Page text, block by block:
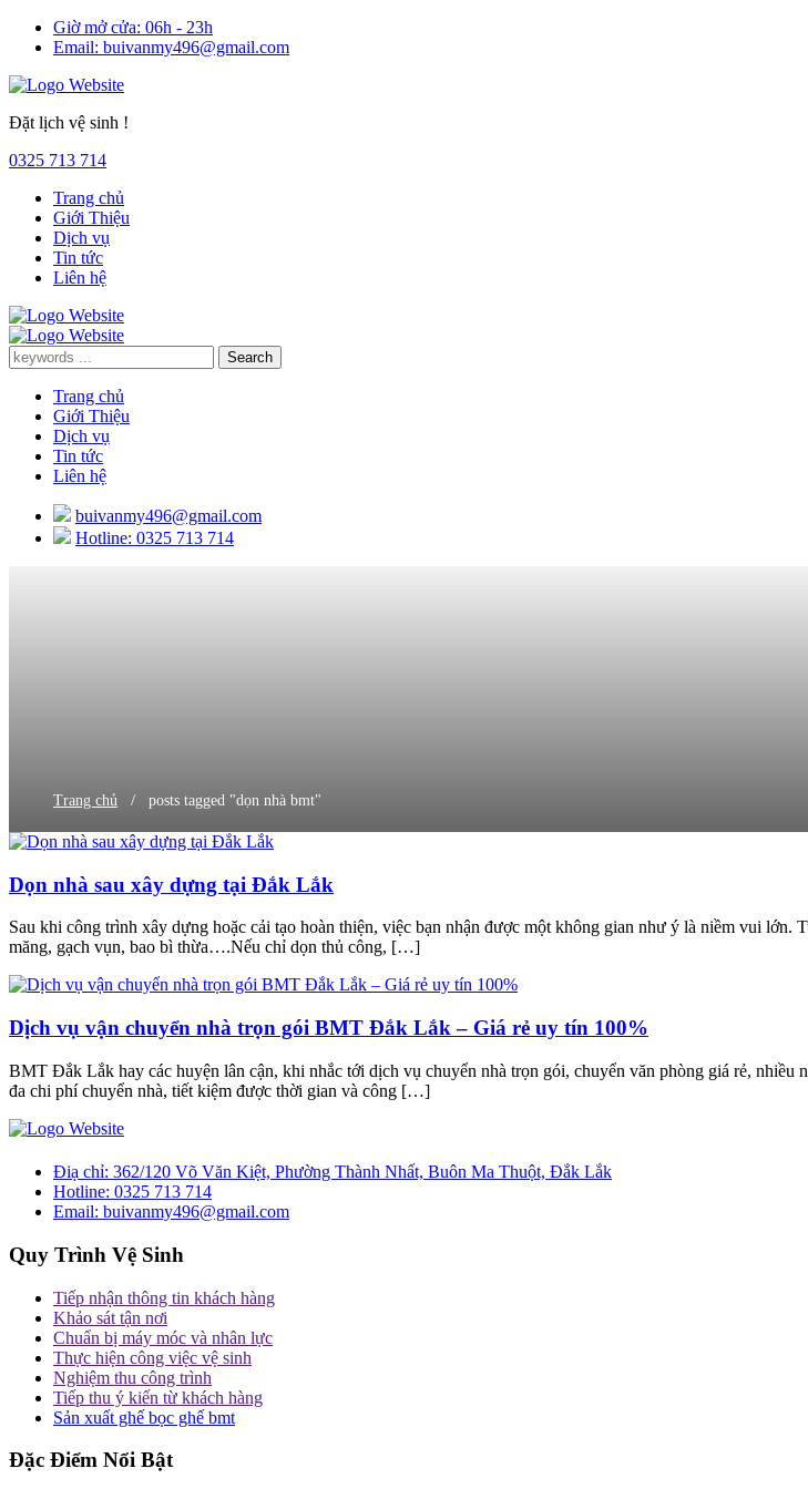
Giờ mở cửa: 06h - 23h
Email: buivanmy496@gmail.com
Đặt lịch vệ sinh !
0325 713 714
Trang chủ
Giới Thiệu
Dịch vụ
Tin tức
Liên hệ
Trang chủ
Giới Thiệu
Dịch vụ
Tin tức
Liên hệ
buivanmy496@gmail.com
Hotline: 0325 713 714
Trang chủ / posts tagged "dọn nhà bmt"
Dọn nhà sau xây dựng tại Đắk Lắk
Sau khi công trình xây dựng hoặc cải tạo hoàn thiện, việc bạn nhận được một không gian như ý là niềm vui
măng, gạch vụn, bao bì thừa….Nếu chỉ dọn thủ công, […]
Dịch vụ vận chuyển nhà trọn gói BMT Đắk Lắk – Giá rẻ uy tín 100%
BMT Đắk Lắk hay các huyện lân cận, khi nhắc tới dịch vụ chuyển nhà trọn gói, chuyển văn phòng giá rẻ,
đa chi phí chuyển nhà, tiết kiệm được thời gian và công […]
Điạ chỉ: 362/120 Võ Văn Kiệt, Phường Thành Nhất, Buôn Ma Thuột, Đắk Lắk
Hotline: 0325 713 714
Email: buivanmy496@gmail.com
Quy Trình Vệ Sinh
Tiếp nhận thông tin khách hàng
Khảo sát tận nơi
Chuẩn bị máy móc và nhân lực
Thực hiện công việc vệ sinh
Nghiệm thu công trình
Tiếp thu ý kiến từ khách hàng
Sản xuất ghế bọc ghế bmt
Đặc Điểm Nổi Bật